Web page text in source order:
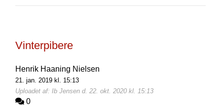
Vinterpibere
Henrik Haaning Nielsen
21. jan. 2019 kl. 15:13
Uploadet af: Ib Jensen d. 22. okt. 2020 kl. 15:13
0